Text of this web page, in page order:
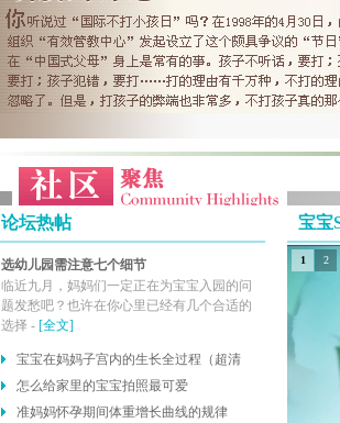
论坛热帖
选幼儿园需注意七个细节
临近九月，妈妈们一定正在为宝宝入园的问
题发愁吧？也许在你心里已经有几个合适的
选择 - [全文]
宝宝在妈妈子宫内的生长全过程（超清
晰！申
怎么给家里的宝宝拍照最可爱
准妈妈怀孕期间体重增长曲线的规律
宝宝
1 2